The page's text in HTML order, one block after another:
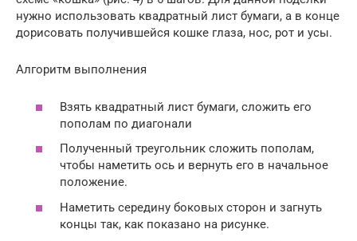
нужно использовать квадратный лист бумаги, а в конце
дорисовать получившейся кошке глаза, нос, рот и усы.
Алгоритм выполнения
Взять квадратный лист бумаги, сложить его
пополам по диагонали
Полученный треугольник сложить пополам,
чтобы наметить ось и вернуть его в начальное
положение.
Наметить середину боковых сторон и загнуть
концы так, как показано на рисунке.